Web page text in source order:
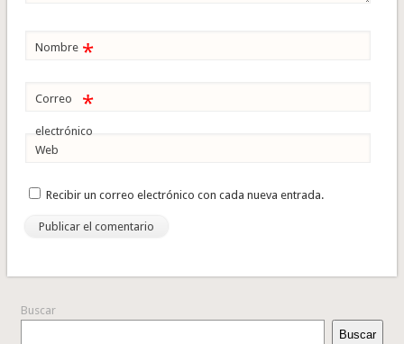
Nombre *
Correo
electrónico
*
Web
Recibir un correo electrónico con cada nueva entrada.
Buscar
Buscar